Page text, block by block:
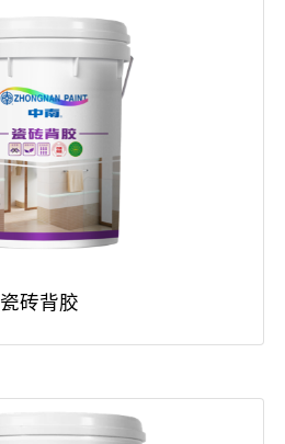
瓷砖背胶